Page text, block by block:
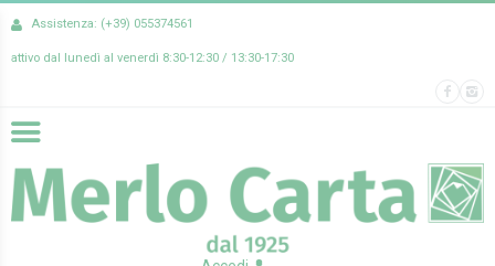
Assistenza: (+39) 055374561
attivo dal lunedì al venerdì 8:30-12:30 / 13:30-17:30